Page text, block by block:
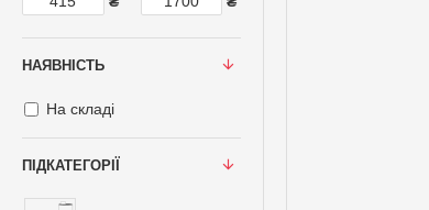
ПІДКАТЕГОРІЇ
НАЯВНІСТЬ
На складі